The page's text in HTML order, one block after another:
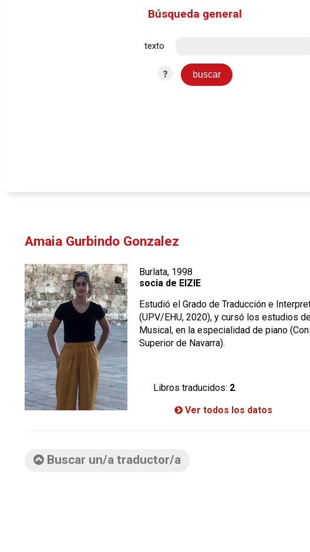
Búsqueda general
texto
?
Amaia Gurbindo Gonzalez
Burlata, 1998
socia de EIZIE
Estudió el Grado de Traducción e
(UPV/EHU, 2020), y cursó los estudios
Musical, en la especialidad de piano
Superior de Navarra).
Libros traducidos: 2.
Ver todos los datos
Buscar un/a traductor/a